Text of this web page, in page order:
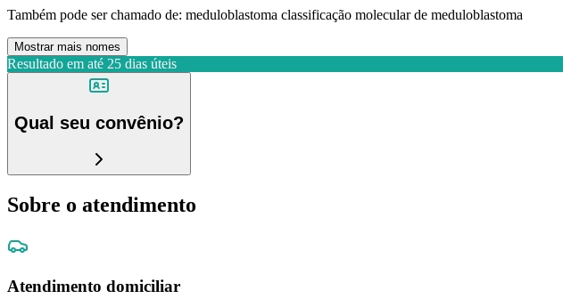
Também pode ser chamado de: meduloblastoma classificação molecular de meduloblastoma
Mostrar mais nomes
Resultado em até 25 dias úteis
Qual seu convênio?
Sobre o atendimento
Atendimento domiciliar